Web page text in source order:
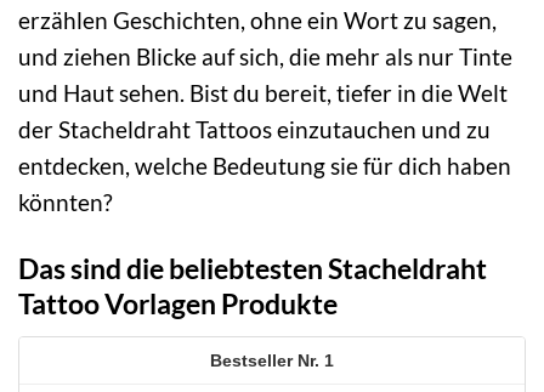
erzählen Geschichten, ohne ein Wort zu sagen,
und ziehen Blicke auf sich, die mehr als nur Tinte
und Haut sehen. Bist du bereit, tiefer in die Welt
der Stacheldraht Tattoos einzutauchen und zu
entdecken, welche Bedeutung sie für dich haben
könnten?
Das sind die beliebtesten Stacheldraht
Tattoo Vorlagen Produkte
1